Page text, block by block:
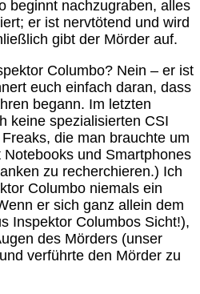
beginnt nachzugraben, alles
er ist nervtötend und wird
gibt der Mörder auf.
Columbo? Nein – er ist
euch einfach daran, dass
begann. Im letzten
keine spezialisierten CSI
die man brauchte um
und Smartphones
zu recherchieren.) Ich
Columbo niemals ein
er sich ganz allein dem
Inspektor Columbos Sicht!),
des Mörders (unser
verführte den Mörder zu